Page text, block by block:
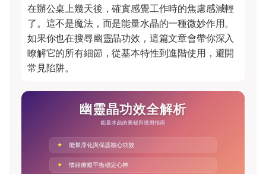
在辦公桌上幾天後，確實感覺工作時的焦慮感減輕
了。這不是魔法，而是能量水晶的一種微妙作用。
如果你也在搜尋幽靈晶功效，這篇文章會帶你深入
瞭解它的所有細節，從基本特性到進階使用，避開
常見陷阱。